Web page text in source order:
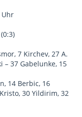
Uhr
7 Kirchev, 27 A.
– 37 Gabelunke, 15
14 Berbic, 16
30 Yildirim, 32